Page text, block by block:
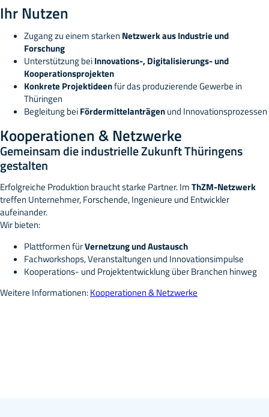
Ihr Nutzen
Zugang zu einem starken Netzwerk aus Industrie und
Forschung
Unterstützung beiInnovations-, Digitalisierungs- und
Kooperationsprojekten
Konkrete Projektideenfür das produzierende Gewerbe in
Thüringen
Begleitung beiFördermittelanträgenund Innovationsprozessen
Kooperationen & Netzwerke
Gemeinsam die industrielle Zukunft Thüringens
gestalten
Erfolgreiche Produktion braucht starke Partner. ImThZM-Netzwerk
treffen Unternehmer, Forschende, Ingenieure und Entwickler
aufeinander.
Wir bieten:
Plattformen fürVernetzung und Austausch
Fachworkshops, Veranstaltungen und Innovationsimpulse
Kooperations- und Projektentwicklung über Branchen hinweg
Weitere Informationen:Kooperationen & Netzwerke